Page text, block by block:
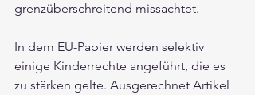
grenzüberschreitend missachtet.
In dem EU-Papier werden selektiv
einige Kinderrechte angeführt, die es
zu stärken gelte. Ausgerechnet Artikel